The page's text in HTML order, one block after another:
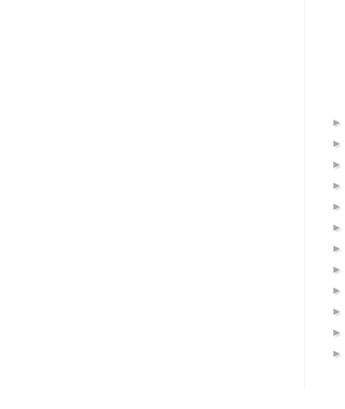
►
►
►
►
►
►
►
►
►
►
►
►